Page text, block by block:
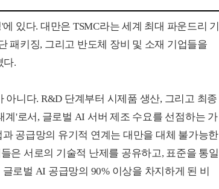
있다. 대만은 TSMC라는 세계 최대 파운드리 기
패키징, 그리고 반도체 장비 및 소재 기업들을
다.
니다. R&D 단계부터 시제품 생산, 그리고 최종
'로서, 글로벌 AI 서버 제조 수요를 선점하는 가
공급망의 유기적 연계는 대만을 대체 불가능한
은 서로의 기술적 난제를 공유하고, 표준을 통일
로벌 AI 공급망의 90% 이상을 차지하게 된 비